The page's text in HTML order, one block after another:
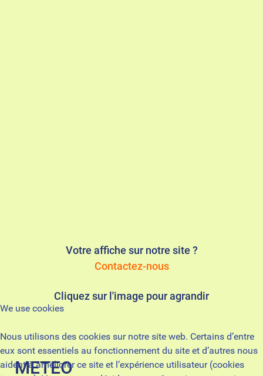
Votre affiche sur notre site ?
Contactez-nous
Cliquez sur l'image pour agrandir
METEO
We use cookies
Nous utilisons des cookies sur notre site web. Certains d’entre
eux sont essentiels au fonctionnement du site et d’autres nous
aident à améliorer ce site et l’expérience utilisateur (cookies